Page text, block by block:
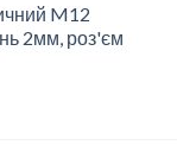
M12
2мм, роз'єм